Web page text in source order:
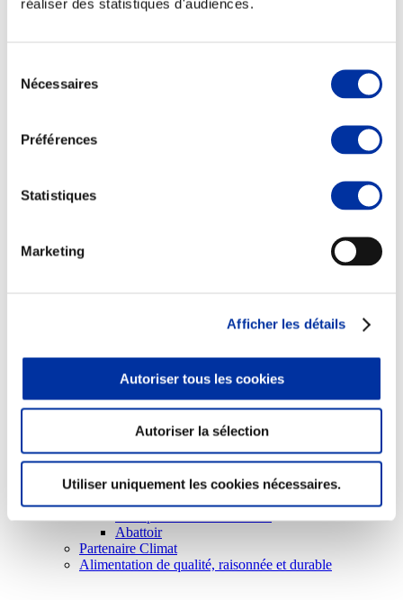
réaliser des statistiques d'audiences.
Nécessaires
Préférences
Statistiques
Marketing
Afficher les détails
Autoriser tous les cookies
Autoriser la sélection
Utiliser uniquement les cookies nécessaires.
Abattoir
Partenaire Climat
Alimentation de qualité, raisonnée et durable